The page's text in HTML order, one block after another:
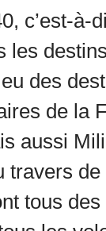
c’est-
les
des
de la
aussi
travers
tous